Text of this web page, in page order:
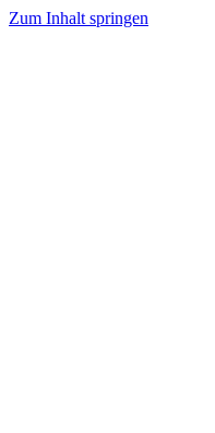
Zum Inhalt springen